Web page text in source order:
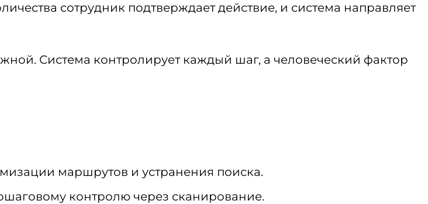
сотрудник подтверждает действие, и система направляет
Система контролирует каждый шаг, а человеческий фактор
маршрутов и устранения поиска.
контролю через сканирование.